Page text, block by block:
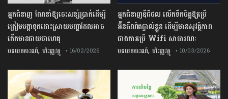
អ្នកជំនាញឌីជីថល លើកទឹកចិត្តឱ្យប្រើ
អ៊ីនធឺណិតផ្ទាល់ខ្លួន ដើម្បីមានសុវត្ថិភាព
ជាងការប្រើ Wifi​ សាធារណៈ
បទយកការណ៍, ហិរញ្ញវត្ថុ • 10/03/2026
អ្នកជំនាញ ណែនាំឱ្យចេះសន្សំប្រាក់ដើម្បី
ត្រៀមបង្កាទុកដោះស្រាយបញ្ហាដែលអាច
កើតមានជាយថាហេតុ
បទយកការណ៍, ហិរញ្ញវត្ថុ • 16/02/2026